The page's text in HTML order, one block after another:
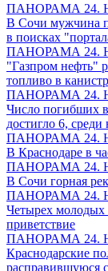
ПАНОРАМА 24.
В Сочи мужчина
в поисках
ПАНОРАМА 24.
"Газпром нефть"
топливо в
ПАНОРАМА 24.
Число погибших
достигло 6, среди
ПАНОРАМА 24.
В Краснодаре в
ПАНОРАМА 24.
В Сочи горная
ПАНОРАМА 24.
Четырех молодых
приветствие
ПАНОРАМА 24.
Краснодарские
расправившуюся